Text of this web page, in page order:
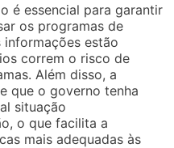
é essencial para garantir
os programas de
informações estão
correm o risco de
Além disso, a
que o governo tenha
situação
o que facilita a
mais adequadas às